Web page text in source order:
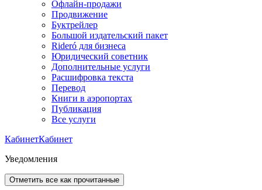
Офлайн-продажи
Продвижение
Буктрейлер
Большой издательский пакет
Rideró для бизнеса
Юридический советник
Дополнительные услуги
Расшифровка текста
Перевод
Книги в аэропортах
Публикация
Все услуги
КабинетКабинет
Уведомления
Отметить все как прочитанные